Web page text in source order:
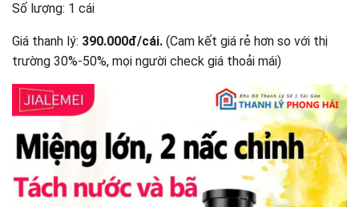
Số lượng: 1 cái
Giá thanh lý: 390.000đ/cái. (Cam kết giá rẻ hơn so với thị
trường 30%-50%, mọi người check giá thoải mái​)